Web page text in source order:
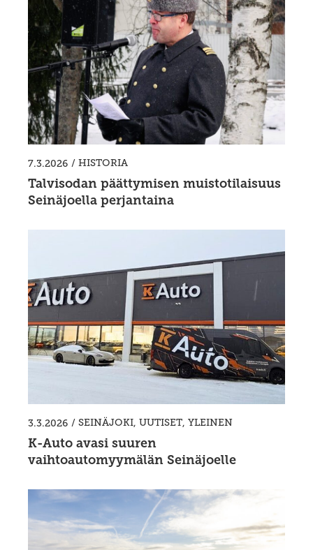
7.3.2026 / HISTORIA
Talvisodan päättymisen muistotilaisuus
Seinäjoella perjantaina
3.3.2026 / SEINÄJOKI, UUTISET, YLEINEN
K-Auto avasi suuren
vaihtoautomyymälän Seinäjoelle